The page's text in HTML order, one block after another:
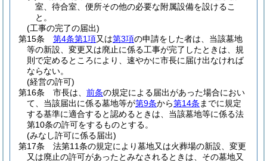
室、待合室、便所その他の必要な附属設備を設けるこ
と。
(工事の完了の届出)
第15条
第4条第1項又は第3項の申請をした者は、当該墓地
等の新設、変更又は廃止に係る工事が完了したときは、規
則で定めるところにより、速やかに市長に届け出なければ
ならない。
(経営の許可)
第16条
市長は、 前条の規定による届出があった場合におい
て、当該届出に係る墓地等が第9条から第14条 までに規定
する基準に適合すると認めるときは、当該墓地等に係る法
第10条の許可をするものとする。
(みなし許可に係る届出)
第17条
法第11条の規定により墓地又は火葬場の新設、変更
又は廃止の許可があったとみなされるときは、その墓地又